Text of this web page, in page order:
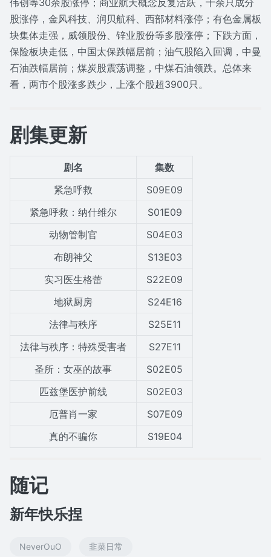
伟创等30余股涨停；商业航天概念反复活跃，十余只成分
股涨停，金风科技、润贝航科、西部材料涨停；有色金属板
块集体走强，威领股份、锌业股份等多股涨停；下跌方面，
保险板块走低，中国太保跌幅居前；油气股陷入回调，中曼
石油跌幅居前；煤炭股震荡调整，中煤石油领跌。总体来
看，两市个股涨多跌少，上涨个股超3900只。
剧集更新
剧名
集数
紧急呼救
S09E09
紧急呼救：纳什维尔
S01E09
动物管制官
S04E03
布朗神父
S13E03
实习医生格蕾
S22E09
地狱厨房
S24E16
法律与秩序
S25E11
法律与秩序：特殊受害者
S27E11
圣所：女巫的故事
S02E05
匹兹堡医护前线
S02E03
厄普肖一家
S07E09
真的不骗你
S19E04
随记
新年快乐捏
NeverOuO 韭菜日常